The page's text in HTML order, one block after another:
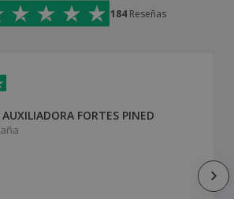
184 Reseñas
FORTES PINED